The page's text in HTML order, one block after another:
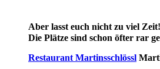
Aber lasst euch nicht zu viel Zeit!
Die Plätze sind schon öfter rar
Restaurant Martinsschlössl